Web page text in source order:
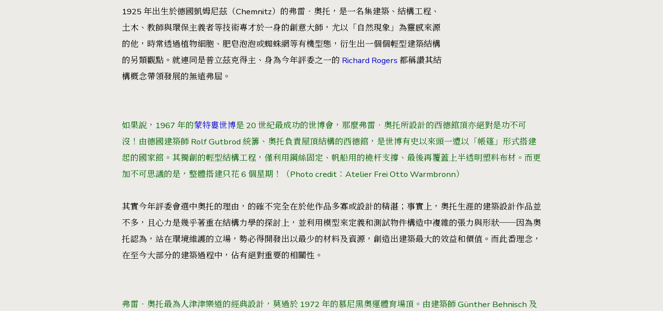
1925 年出生於德國凱姆尼茲（Chemnitz）的弗雷‧奧托，是一名集建築、結構工程、
土木、教師與環保主義者等技術專才於一身的創意大師，尤以「自然現象」為靈感來源
的他，時常透過植物細胞、肥皂泡泡或蜘蛛網等有機型態，衍生出一個個輕型建築結構
的另類觀點。就連同是普立茲克得主、身為今年評委之一的 Richard Rogers 都稱讚其結
構概念帶領發展的無遠弗屆。
如果說，1967 年的蒙特婁世博是 20 世紀最成功的世博會，那麼弗雷‧奧托所設計的西德館頂亦絕對是功不可
沒！由德國建築師 Rolf Gutbrod 統籌、奧托負責屋頂結構的西德館，是世博有史以來頭一遭以「帳篷」形式搭建
起的國家館。其獨創的輕型結構工程，僅利用鋼絲固定、帆船用的桅杆支撐、最後再覆蓋上半透明塑料布材。而更
加不可思議的是，整體搭建只花 6 個星期！（Photo credit：Atelier Frei Otto Warmbronn）
其實今年評委會選中奧托的理由，的確不完全在於他作品多寡或設計的精湛；事實上，奧托生涯的建築設計作品並
不多，且心力是幾乎著重在結構力學的探討上，並利用模型來定義和測試物件構造中複雜的張力與形狀──因為奧
托認為，站在環境維護的立場，勢必得開發出以最少的材料及資源，創造出建築最大的效益和價值。而此番理念，
在至今大部分的建築過程中，佔有絕對重要的相關性。
弗雷‧奧托最為人津津樂道的經典設計，莫過於 1972 年的慕尼黑奧運體育場頂。由建築師 Günther Behnisch 及